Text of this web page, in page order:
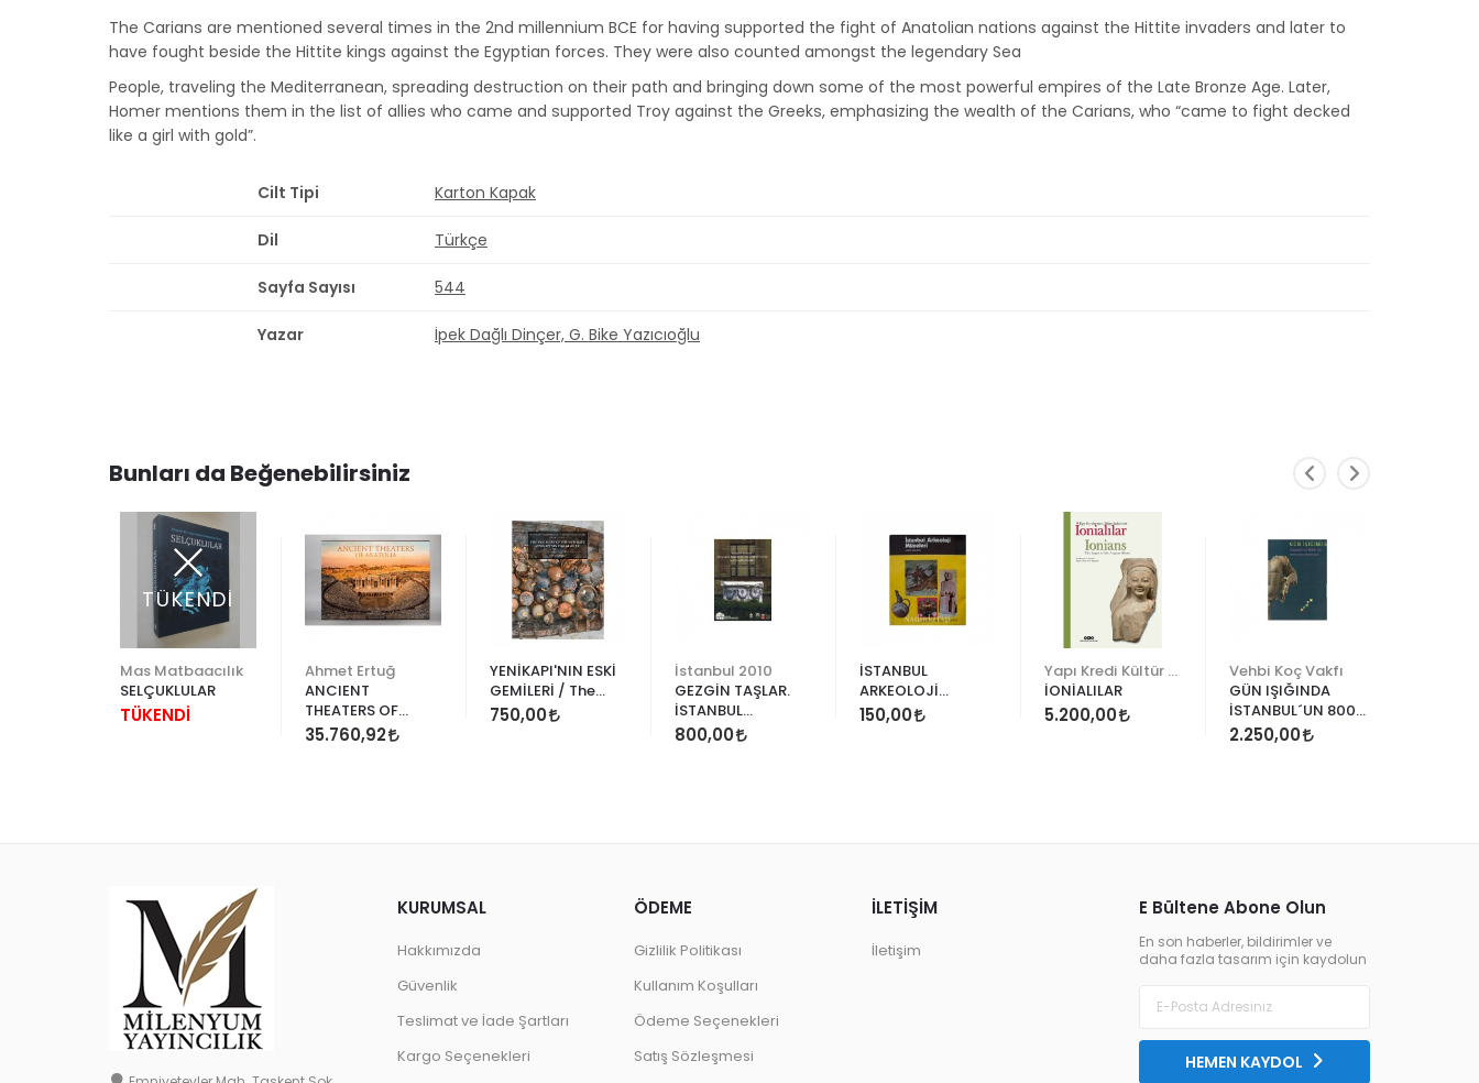
The Carians are mentioned several times in the 2nd millennium BCE for having supported the fight of Anatolian nations against the Hittite invaders and later to
have fought beside the Hittite kings against the Egyptian forces. They were also counted amongst the legendary Sea
People, traveling the Mediterranean, spreading destruction on their path and bringing down some of the most powerful empires of the Late Bronze Age. Later,
Homer mentions them in the list of allies who came and supported Troy against the Greeks, emphasizing the wealth of the Carians, who “came to fight decked
like a girl with gold”.
Cilt Tipi Karton Kapak
Dil Türkçe
Sayfa Sayısı 544
Yazar İpek Dağlı Dinçer, G. Bike Yazıcıoğlu
Bunları da Beğenebilirsiniz
TÜKENDİ
Mas Matbaacılık
SELÇUKLULAR
TÜKENDİ
Ahmet Ertuğ
ANCIENT
THEATERS OF
ANATOLIA
35.760,92
YENİKAPI'NIN ESKİ
GEMİLERİ / The
'Old Ships' of the
750,00
İstanbul 2010
GEZGİN TAŞLAR.
İSTANBUL
ARKEOLOJİ
800,00
İSTANBUL
ARKEOLOJİ
MÜZELERİ
150,00
İONİALILAR
5.200,00
Vehbi Koç Vakfı
GÜN IŞIĞINDA
İSTANBUL´UN 8000
YILI
2.250,00
E Bültene Abone Olun
En son haberler, bildirimler ve
daha fazla tasarım için kaydolun
HEMEN KAYDOL
KURUMSAL
Hakkımızda
Güvenlik
Teslimat ve İade Şartları
Kargo Seçenekleri
ÖDEME
Gizlilik Politikası
Kullanım Koşulları
Ödeme Seçenekleri
Satış Sözleşmesi
İLETİŞİM
İletişim